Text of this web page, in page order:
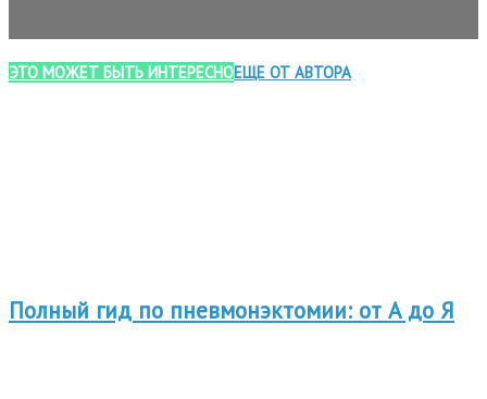
ЭТО МОЖЕТ БЫТЬ ИНТЕРЕСНОЕЩЕ ОТ АВТОРА
Полный гид по пневмонэктомии: от А до Я